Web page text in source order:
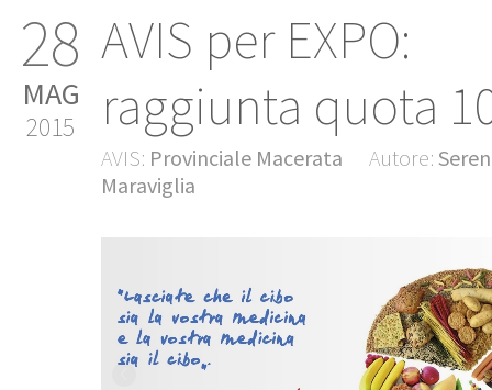
28
MAG
2015
AVIS per EXPO:
raggiunta quota
AVIS: Provinciale Macerata Autore:
Maraviglia